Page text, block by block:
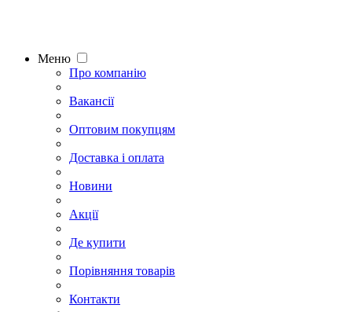
Меню
Про компанію
Вакансії
Оптовим покупцям
Доставка і оплата
Новини
Акції
Де купити
Порівняння товарів
Контакти